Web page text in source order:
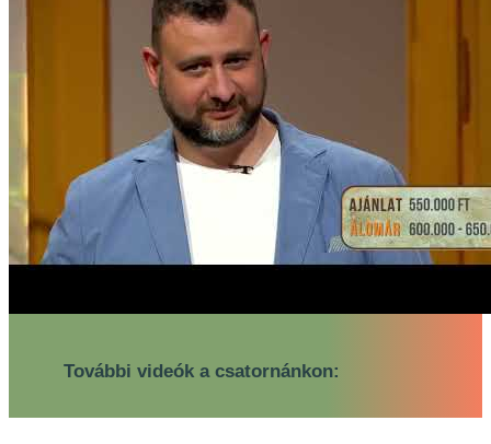
További videók a csatornánkon: